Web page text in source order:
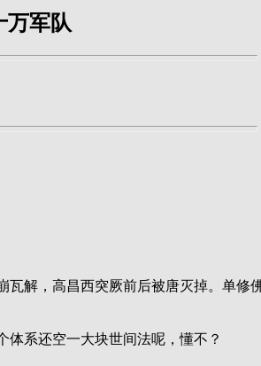
万军队
解，高昌西突厥前后被唐灭掉。单修
系还空一大块世间法呢，懂不？